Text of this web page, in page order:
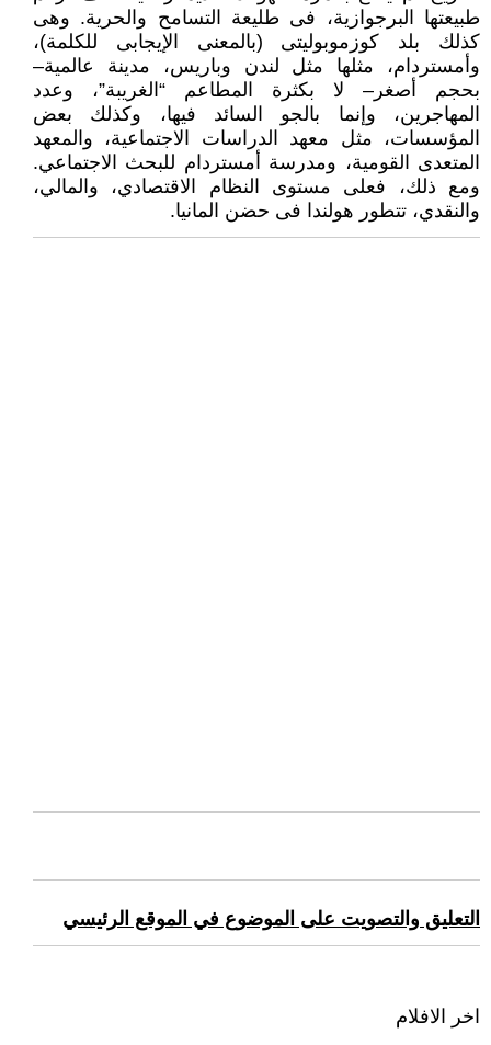
طبيعتها البرجوازية، فى طليعة التسامح والحرية. وهى
كذلك بلد كوزموبوليتى (بالمعنى الإيجابى للكلمة)،
وأمستردام، مثلها مثل لندن وباريس، مدينة عالمية–
بحجم أصغر– لا بكثرة المطاعم “الغريبة”، وعدد
المهاجرين، وإنما بالجو السائد فيها، وكذلك بعض
المؤسسات، مثل معهد الدراسات الاجتماعية، والمعهد
المتعدى القومية، ومدرسة أمستردام للبحث الاجتماعي.
ومع ذلك، فعلى مستوى النظام الاقتصادي، والمالي،
والنقدي، تتطور هولندا فى حضن المانيا.
التعليق والتصويت على الموضوع في الموقع الرئيسي
اخر الافلام